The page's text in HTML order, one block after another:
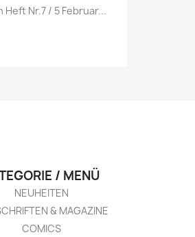
Vorschau
Heft Nr.7 / 5 Februar...
/ MENÜ
NEUHEITEN
& MAGAZINE
COMICS